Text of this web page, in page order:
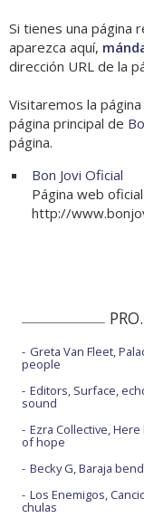
Si tienes una página
aparezca aquí,
dirección URL de la
Visitaremos la
página principal de
página.
Bon Jovi Oficial
Página web oficial
http://
Greta Van Fleet,
people
Editors, Surface,
sound
Ezra Collective,
of hope
Becky G, Baraja
Los Enemigos,
chulas